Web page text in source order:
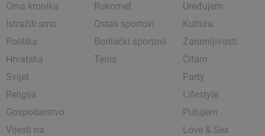
Crna kronika
Istražili smo
Politika
Hrvatska
Svijet
Religija
Gospodarstvo
Vijesti na
Rukomet
Ostali sportovi
Borilački sportovi
Tenis
Uređujem
Kultura
Zanimljivosti
Čitam
Party
Lifestyle
Putujem
Love & Sex